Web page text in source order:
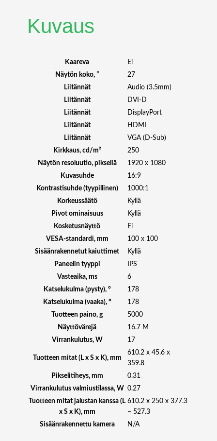
A
B
Kuvaus
Kaareva
Ei
Näytön koko, ”
27
Liitännät
Audio (3.5mm)
Liitännät
DVI-D
Liitännät
DisplayPort
Liitännät
HDMI
Liitännät
VGA (D-Sub)
Kirkkaus, cd/m²
250
Näytön resoluutio, pikseliä
1920 x 1080
Kuvasuhde
16:9
Kontrastisuhde (tyypillinen)
1000:1
Korkeussäätö
Kyllä
Pivot ominaisuus
Kyllä
Kosketusnäyttö
Ei
VESA-standardi, mm
100 x 100
Sisäänrakennetut kaiuttimet
Kyllä
Paneelin tyyppi
IPS
Vasteaika, ms
6
Katselukulma (pysty), °
178
Katselukulma (vaaka), °
178
Tuotteen paino, g
5000
Näyttövärejä
16.7 M
Virrankulutus, W
17
Tuotteen mitat (L x S x K), mm
610.2 x 45.6 x
359.8
Pikselitiheys, mm
0.31
Virrankulutus valmiustilassa, W 0.27
Tuotteen mitat jalustan kanssa (L
x S x K), mm
610.2 x 250 x 377.3
– 527.3
Sisäänrakennettu kamera
N/A